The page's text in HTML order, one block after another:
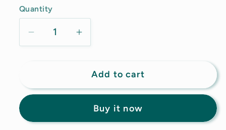
Quantity
Decrease
Grandpa
Increase
The
Grandpa
Soap
Add to cart
Buy it now